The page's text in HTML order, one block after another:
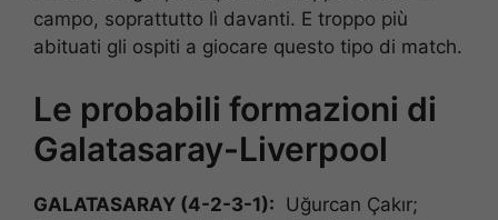
campo, soprattutto lì davanti. E troppo più
abituati gli ospiti a giocare questo tipo di match.
Le probabili formazioni di
Galatasaray-Liverpool
GALATASARAY (4-2-3-1): Uğurcan Çakır;